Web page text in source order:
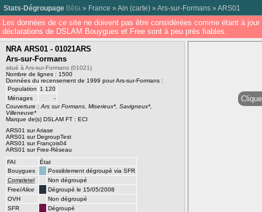
Stats-Dégroupage Bêta » France » Ain (carte) » Ars-sur-Formans » ARS01
Les données de ce site ne doivent pas être considérées comme étant à
déclarations de DSLAM Bouygues et Free sont à peu près fiables.
NRA ARS01 - 01021ARS
Ars-sur-Formans
situé à Ars-sur-Formans (01021)
Nombre de lignes : 1500
Données du recensement de 1999 pour Ars-sur-Formans :
Population
1 120
Ménages
-
Couverture : Ars sur Formans, Miserieux*, Savigneux*,
Villeneuve*
Marque de(s) DSLAM FT : ECI
ARS01 sur Ariase
ARS01 sur DegroupTest
ARS01 sur François04
ARS01 sur Free-Réseau
FAI
État
Bouygues
Possiblement dégroupé via SFR
Completel
Non dégroupé
Free/Alice
Dégroupé le 15/05/2008
OVH
Non dégroupé
SFR
Dégroupé